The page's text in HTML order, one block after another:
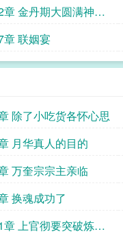
章 金丹期大圆满神级
章 联姻宴
除了小吃货各怀心思
月华真人的目的
万奎宗宗主亲临
换魂成功了
章 上官彻要突破炼虚